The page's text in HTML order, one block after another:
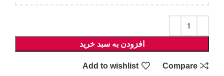
افزودن به سبد خرید
Compare
Add to wishlist